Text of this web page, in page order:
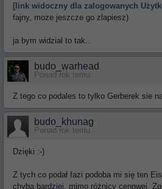
[link widoczny dla zalogowanych
fajny, moze jeszcze go zlapiesz)
ja bym widzial to tak..
budo_warhead
Ponad rok temu
Z tego co podales to tylko Gerberek sie
budo_khunag
Ponad rok temu
Dzięki :-)
Z tych co podał fazi podoba mi się ten
chyba bardziej, mimo różnicy cenowej.